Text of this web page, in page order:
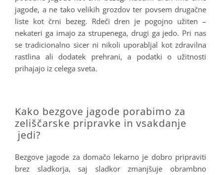
jagode, a ne tako velikih grozdov ter povsem drugačne
liste kot črni bezeg. Rdeči dren je pogojno užiten –
nekateri ga imajo za strupenega, drugi ga jedo. Pri nas
se tradicionalno sicer ni nikoli uporabljal kot zdravilna
rastlina ali dodatek prehrani, a podatki o užitnosti
prihajajo iz celega sveta.
Kako bezgove jagode porabimo za
zeliščarske pripravke in vsakdanje
jedi?
Bezgove jagode za domačo lekarno je dobro pripraviti
brez sladkorja, saj sladkor zmanjšuje obrambno